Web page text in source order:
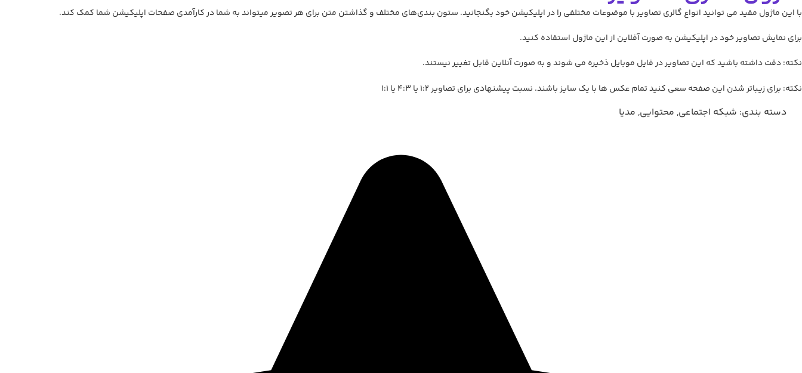
با این ماژول مفید می توانید انواع گالری تصاویر با موضوعات مختلفی را در اپلیکیشن خود بگنجانید. ستون بندی‌های مختلف و گذاشتن متن برای هر تصویر میتواند به شما در کارآمدی صفحات اپلیکیشن شما کمک کند.
برای نمایش تصاویر خود در اپلیکیشن به صورت آفلاین از این ماژول استفاده کنید.
نکته: دقت داشته باشید که این تصاویر در فایل موبایل ذخیره می شوند و به صورت آنلاین قابل تغییر نیستند.
نکته: برای زیباتر شدن این صفحه سعی کنید تمام عکس ها با یک سایز باشند. نسبت پیشنهادی برای تصاویر 1:2 یا 4:3 یا 1:1
دسته بندی: شبکه اجتماعی, محتوایی, مدیا